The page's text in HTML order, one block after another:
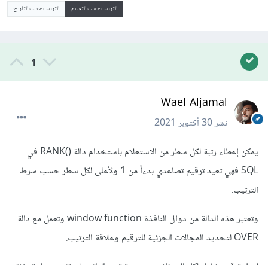
الترتيب حسب التقييم الترتيب حسب التاريخ
1
Wael Aljamal
نشر30 أكتوبر 2021
يمكن إعطاء رتبة لكل سطر من الاستعلام باستخدام دالة ()RANK في
SQL فهي تعيد ترقيم تصاعدي بدءاً من 1 ولأعلى لكل سطر حسب شرط
الترتيب.
وتعتبر هذه الدالة من دوال النافذة window function وتعمل مع دالة
OVER لتحديد المجالات الجزئية للترقيم وعلاقة الترتيب.